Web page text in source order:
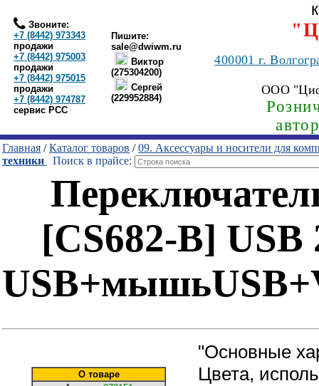
Звоните:
+7 (8442) 973343
продажи
+7 (8442) 975003
продажи
+7 (8442) 975015
продажи
+7 (8442) 974787
сервис РСС
Пишите:
sale@dwiwm.ru
Виктор
(275304200)
Сергей
(229952884)
400001г.
ООО
Главная /Каталог товаров /09. Аксессуары и носители для
техники
Поиск в прайсе:
[CS682-B]
О товаре
"Основные
Цвета,